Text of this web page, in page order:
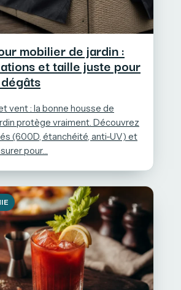
mobilier de jardin :
et taille juste pour
vent : la bonne housse de
protège vraiment. Découvrez
(600D, étanchéité, anti-UV) et
pour…